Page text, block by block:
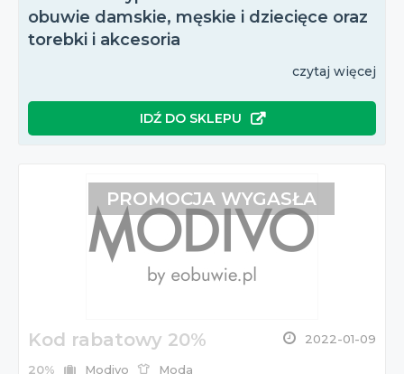
obuwie damskie, męskie i dziecięce oraz
torebki i akcesoria
czytaj więcej
IDŹ DO SKLEPU
Kod rabatowy 20% 2022-01-09
20% Modivo Moda
PROMOCJA WYGASŁA